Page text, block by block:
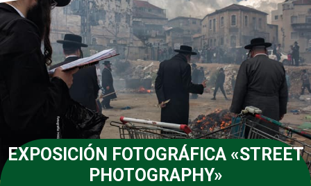
EXPOSICIÓN FOTOGRÁFICA «STREET
PHOTOGRAPHY»